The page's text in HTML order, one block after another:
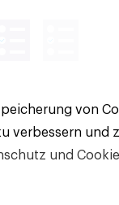
- Vertrauen,
von
verbessern und
und